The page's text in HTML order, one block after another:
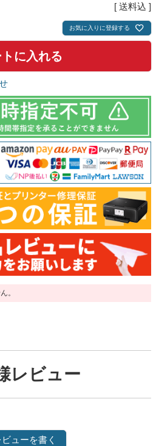
送料込
お気に入りに登録する
に入れる
。
レビュー
ビューを書く